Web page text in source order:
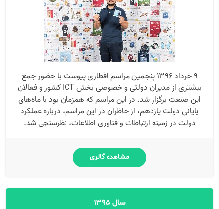
۹ خرداد ۱۳۹۶ پنجمین مراسم افطاری پیوست با حضور جمع
بیشتری از مدیران دولتی و خصوصی بخش ICT کشور و فعالان
این صنعت برگزار شد. در این مراسم که همزمان بود با ماه‌های
پایانی دولت یازدهم، از حاظران در این مراسم، درباره عملکرد
دولت در زمینه ارتباطات و فناوری اطلاعات، نظرسنجی شد.
مشاهده گالری
سال ۱۳۹۵